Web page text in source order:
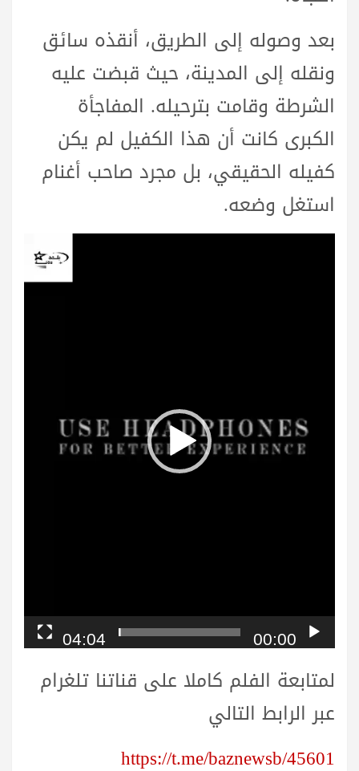
بعد وصوله إلى الطريق، أنقذه سائق
ونقله إلى المدينة، حيث قبضت عليه
الشرطة وقامت بترحيله. المفاجأة
الكبرى كانت أن هذا الكفيل لم يكن
كفيله الحقيقي، بل مجرد صاحب أغنام
استغل وضعه.
مشغل
00:00
04:04
لمتابعة الفلم كاملا على قناتنا تلغرام
عبر الرابط التالي
https://t.me/baznewsb/45601